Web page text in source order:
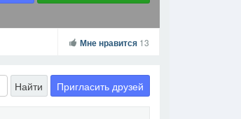
Мне нравится 13
Найти Пригласить друзей